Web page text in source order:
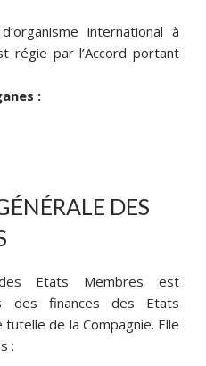
international à
régie par l’Accord portant
:
DES
des Etats Membres est
des finances des Etats
tutelle de la Compagnie. Elle
: